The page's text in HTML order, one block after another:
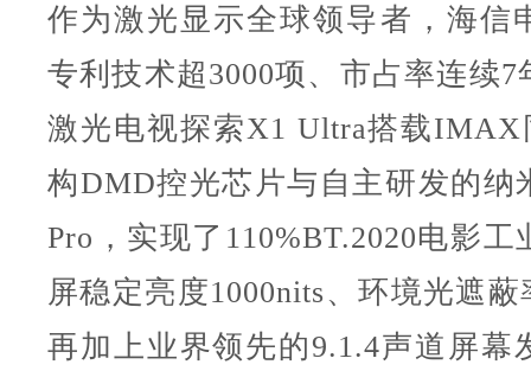
作为激光显示全球领导者，海信
专利技术超3000项、市占率连续7
激光电视探索X1 Ultra搭载IMAX
构DMD控光芯片与自主研发的纳
Pro，实现了110%BT.2020电影
屏稳定亮度1000nits、环境光遮蔽
再加上业界领先的9.1.4声道屏幕